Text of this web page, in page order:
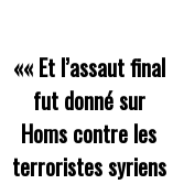
«« Et l’assaut final
fut donné sur
Homs contre les
terroristes syriens